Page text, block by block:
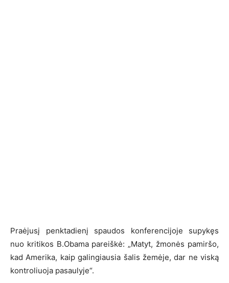
Praėjusį penktadienį spaudos konferencijoje supykęs
nuo kritikos B.Obama pareiškė: „Matyt, žmonės pamiršo,
kad Amerika, kaip galingiausia šalis žemėje, dar ne viską
kontroliuoja pasaulyje“.